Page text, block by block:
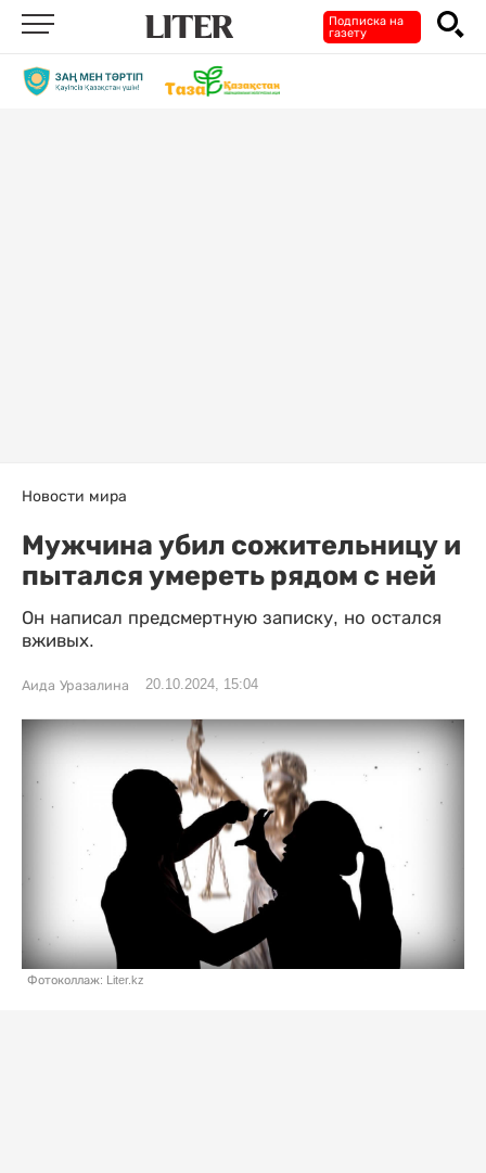
Подписка на
газету
Новости мира
Мужчина убил сожительницу и
пытался умереть рядом с ней
Он написал предсмертную записку, но остался
вживых.
Аида Уразалина 20.10.2024, 15:04
Фотоколлаж: Liter.kz